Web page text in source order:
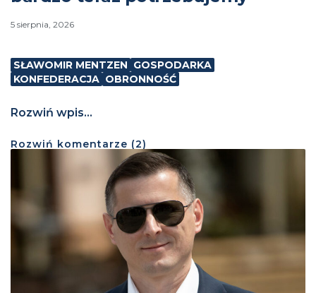
5 sierpnia, 2026
SŁAWOMIR MENTZEN GOSPODARKA
KONFEDERACJA OBRONNOŚĆ
Rozwiń wpis...
Rozwiń komentarze (2)